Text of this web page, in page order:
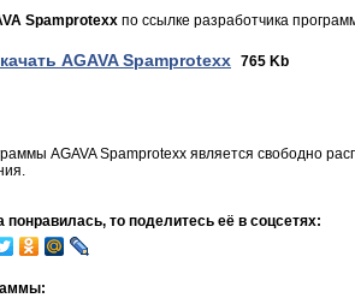
Spamprotexx по ссылке разработчика
AGAVA Spamprotexx 765 Kb
AGAVA Spamprotexx является свободно
то поделитесь её в соцсетях: